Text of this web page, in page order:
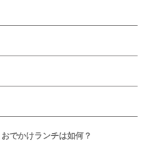
でかけランチは如何？